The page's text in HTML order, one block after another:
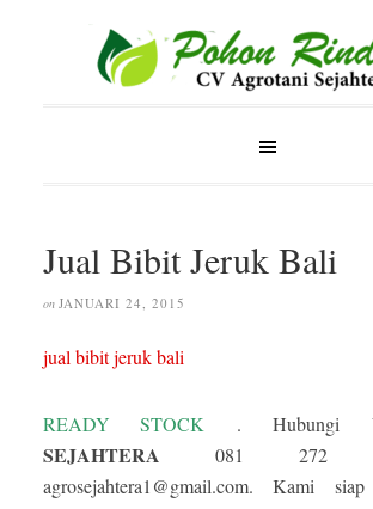
Jual Bibit Jeruk Bali
on JANUARI 24, 2015
jual bibit jeruk bali
READY STOCK . Hubungi
SEJAHTERA 081 272
agrosejahtera1@gmail.com. Kami